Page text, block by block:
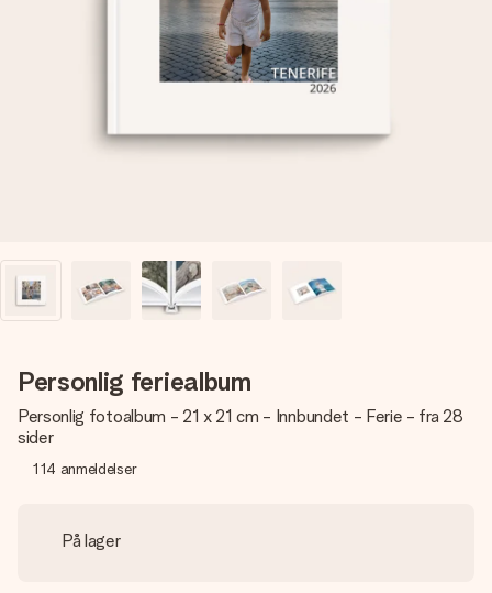
Gratis kort med hilsen
Lag noe unikt med bare noen få steg - med hennes navn,
et bilde av dere eller en beskjed som virkelig berører
hjertet. Ikke noe tull, bare masse kjærlighet i øyeblikket.
Personlig feriealbum
Personlig fotoalbum - 21 x 21 cm - Innbundet - Ferie - fra 28
sider
114 anmeldelser
På lager